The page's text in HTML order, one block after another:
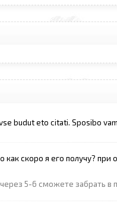
budut eto citati. Sposibo
как скоро я его получу?
5-6 сможете забрать в